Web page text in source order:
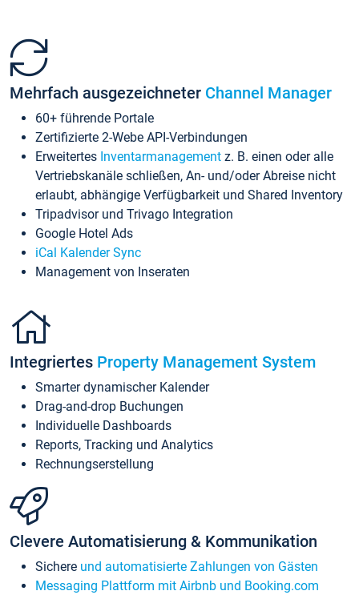
Mehrfach ausgezeichneter Channel Manager
60+ führende Portale
Zertifizierte 2-Webe API-Verbindungen
Erweitertes Inventarmanagement z. B. einen oder alle
Vertriebskanäle schließen, An- und/oder Abreise nicht
erlaubt, abhängige Verfügbarkeit und Shared Inventory
Tripadvisor und Trivago Integration
Google Hotel Ads
iCal Kalender Sync
Management von Inseraten
Integriertes Property Management System
Smarter dynamischer Kalender
Drag-and-drop Buchungen
Individuelle Dashboards
Reports, Tracking und Analytics
Rechnungserstellung
Clevere Automatisierung & Kommunikation
Sichere und automatisierte Zahlungen von Gästen
Messaging Plattform mit Airbnb und Booking.com